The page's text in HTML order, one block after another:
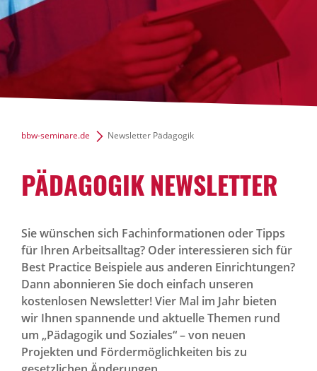
bbw-seminare.de Newsletter Pädagogik
PÄDAGOGIK NEWSLETTER
Sie wünschen sich Fachinformationen oder Tipps
für Ihren Arbeitsalltag? Oder interessieren sich für
Best Practice Beispiele aus anderen Einrichtungen?
Dann abonnieren Sie doch einfach unseren
kostenlosen Newsletter! Vier Mal im Jahr bieten
wir Ihnen spannende und aktuelle Themen rund
um „Pädagogik und Soziales“ – von neuen
Projekten und Fördermöglichkeiten bis zu